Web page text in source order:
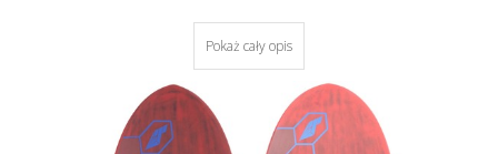
Pokaż cały opis